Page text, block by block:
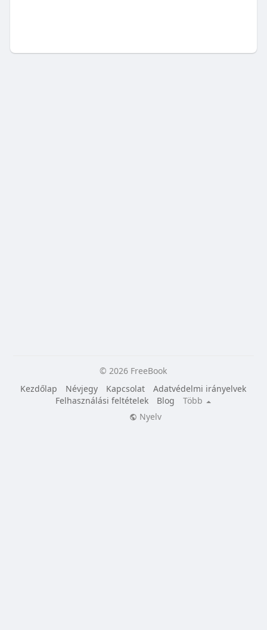
© 2026 FreeBook
Kezdőlap
Névjegy Kapcsolat
Adatvédelmi irányelvek
Felhasználási feltételek
Blog
Több
Nyelv